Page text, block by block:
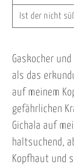
Ist der nicht
Gaskocher
als das
auf meinem
gefährlichen
Gichala auf
haltsuchend,
Kopfhaut und